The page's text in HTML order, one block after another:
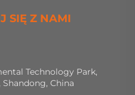
SIĘ Z NAMI
Technology Park,
China